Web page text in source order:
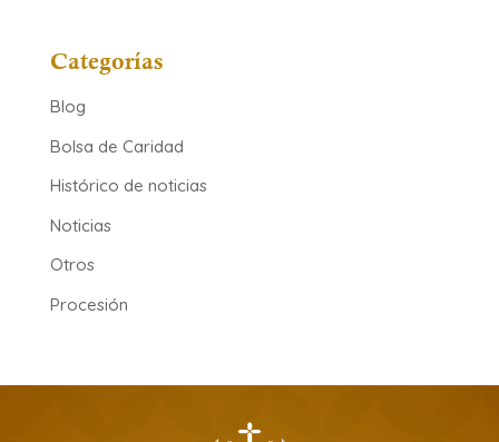
Categorías
Blog
Bolsa de Caridad
Histórico de noticias
Noticias
Otros
Procesión